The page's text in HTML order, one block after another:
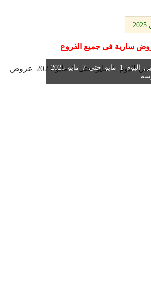
سارية فى جميع الفروع
عروض سنتر شاهين اليوم 1 مايو حتى 7 مايو 2025